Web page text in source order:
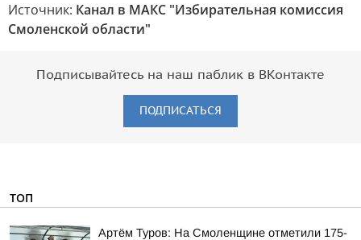
Источник: Канал в МАКС "Избирательная комиссия
Смоленской области"
Подписывайтесь на наш паблик в ВКонтакте
ПОДПИСАТЬСЯ
ТОП
Артём Туров: На Смоленщине отметили 175-